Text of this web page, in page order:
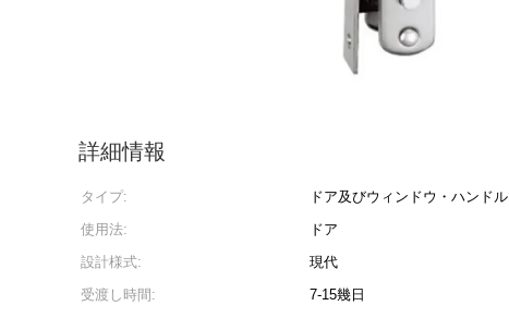
詳細情報
タイプ: ドア及びウィンドウ・ハンドル
使用法:
ドア
設計様式:
現代
受渡し時間:
7-15幾日